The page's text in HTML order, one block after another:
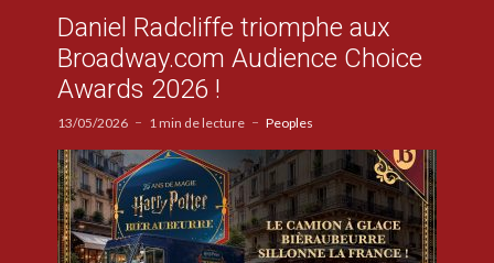
Daniel Radcliffe triomphe aux
Broadway.com Audience Choice
Awards 2026 !
13/05/2026 1 min de lecture Peoples